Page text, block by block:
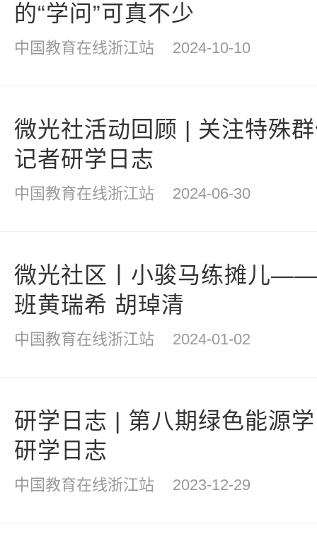
的“学问”可真不少
中国教育在线浙江站 2024-10-10
微光社活动回顾 | 关注特殊
记者研学日志
中国教育在线浙江站 2024-06-30
微光社区丨小骏马练摊儿
班黄瑞希 胡琸清
中国教育在线浙江站 2024-01-02
研学日志 | 第八期绿色能源
研学日志
中国教育在线浙江站 2023-12-29